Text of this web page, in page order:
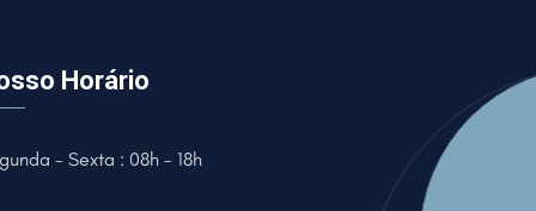
Horário
- Sexta : 08h - 18h